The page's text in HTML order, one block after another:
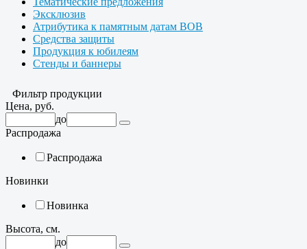
Эксклюзив
Атрибутика к памятным датам ВОВ
Средства защиты
Продукция к юбилеям
Стенды и баннеры
Фильтр продукции
Цена, руб.
до
Распродажа
Распродажа
Новинки
Новинка
Высота, см.
до